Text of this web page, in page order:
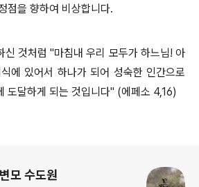
점을 향하여 비상합니다.
신 것처럼 "마침내 우리 모두가 하느님! 아
에 있어서 하나가 되어 성숙한 인간으로
도달하게 되는 것입니다" (에페소 4,16)
모 수도원